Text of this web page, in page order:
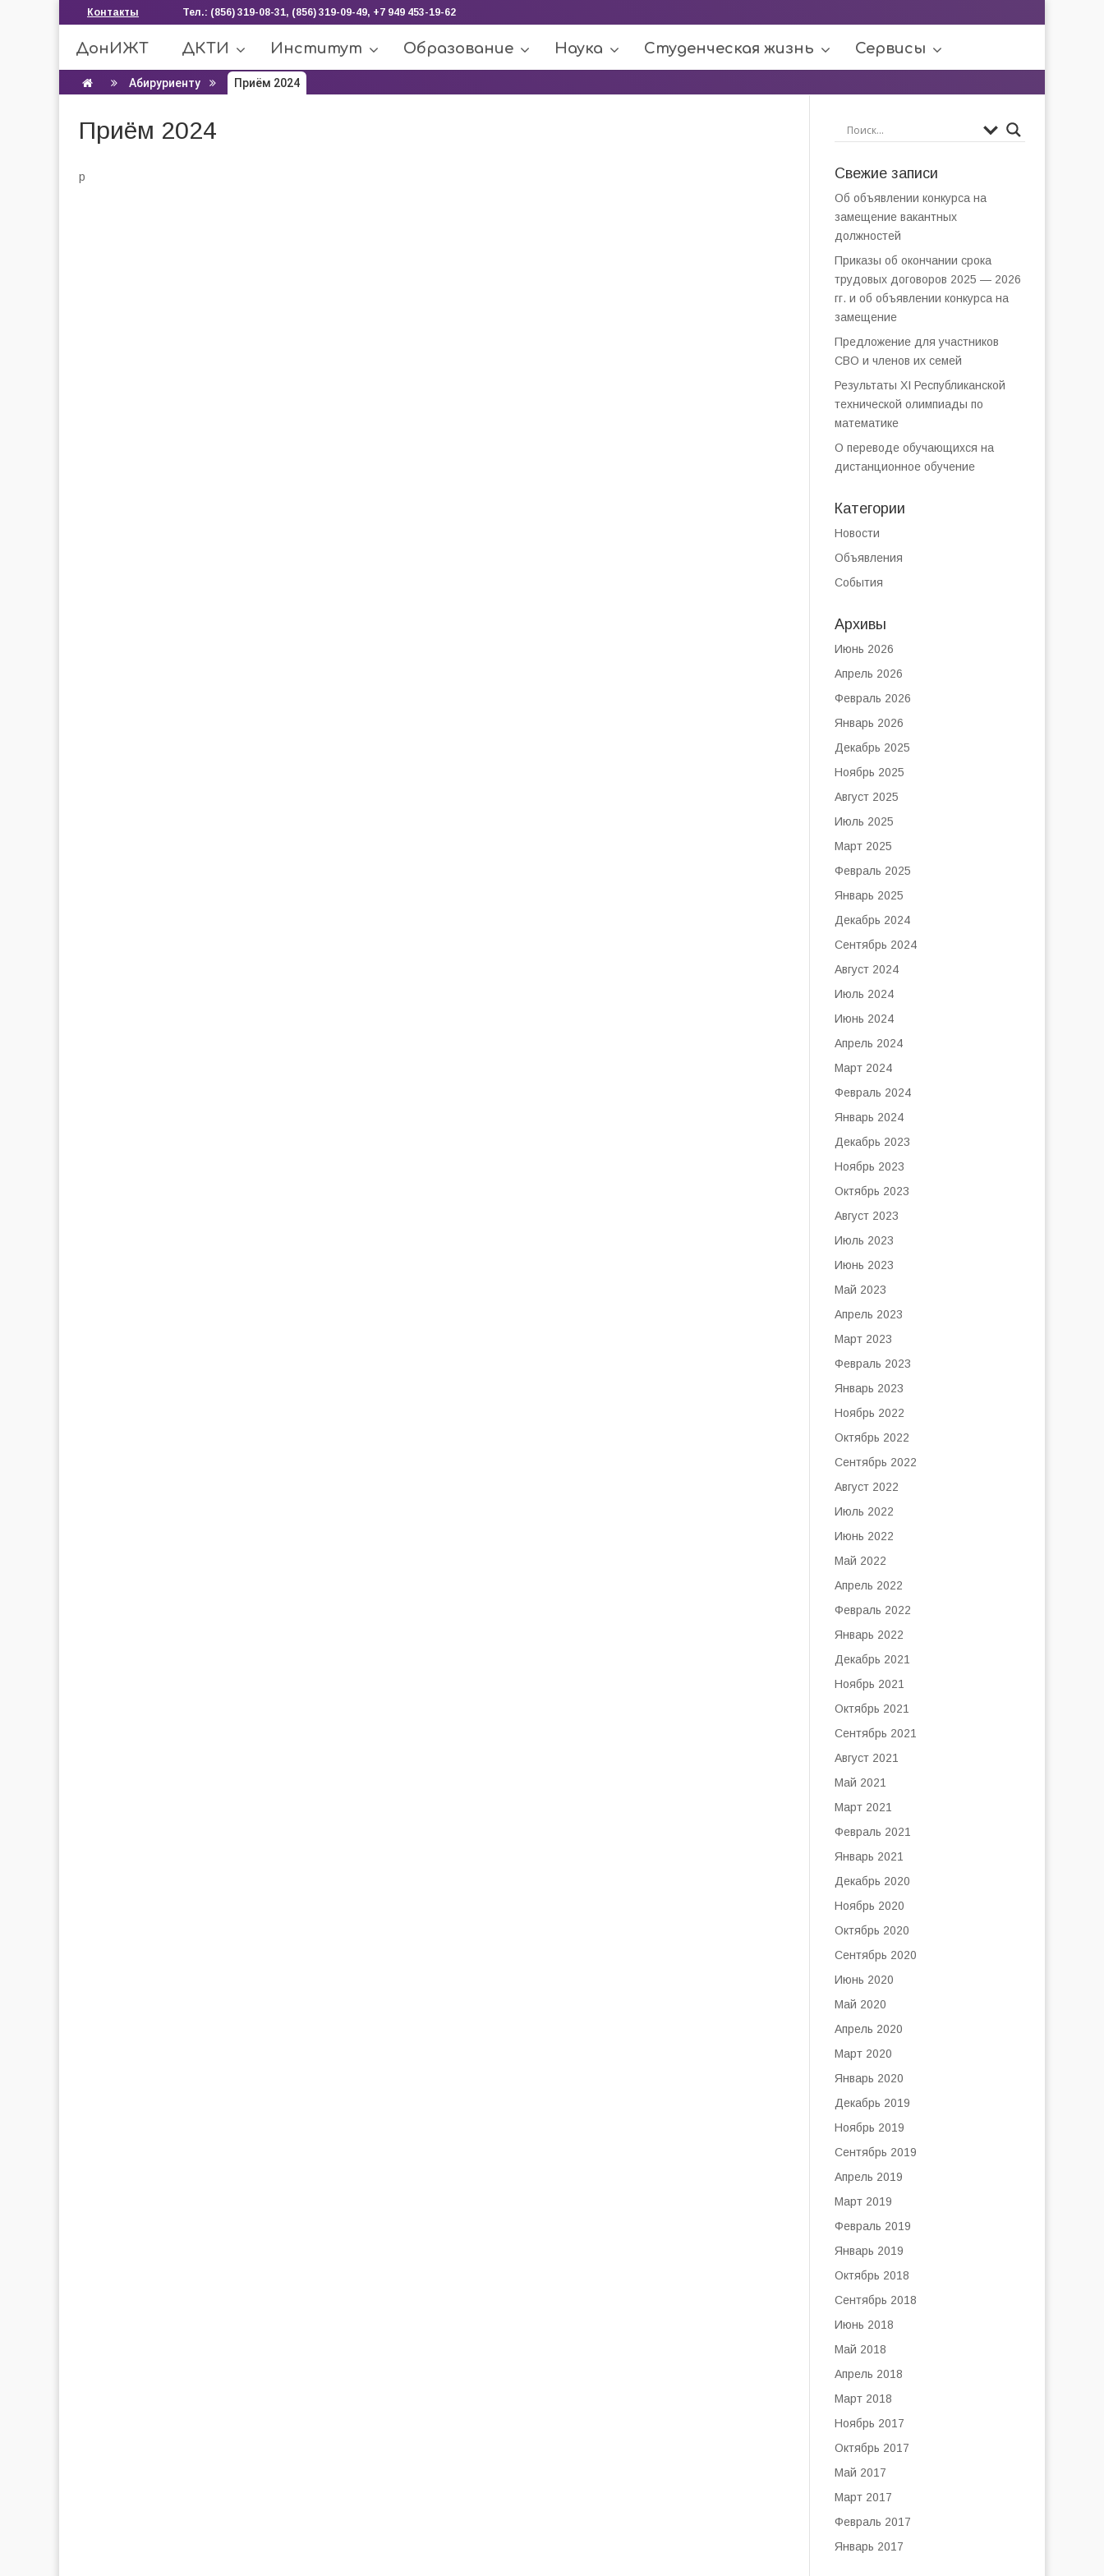
Контакты Тел.: (856) 319-08-31, (856) 319-09-49, +7 949 453-19-62
ДонИЖТ ДКТИ Институт Образование Наука Студенческая жизнь Сервисы
Абируриенту Приём 2024
Приём 2024
р Свежие записи
Об объявлении конкурса на
замещение вакантных
должностей
Приказы об окончании срока
трудовых договоров 2025 — 2026
гг. и об объявлении конкурса на
замещение
Предложение для участников
СВО и членов их семей
Результаты XI Республиканской
технической олимпиады по
математике
О переводе обучающихся на
дистанционное обучение
Категории
Новости
Объявления
События
Архивы
Июнь 2026
Апрель 2026
Февраль 2026
Январь 2026
Декабрь 2025
Ноябрь 2025
Август 2025
Июль 2025
Март 2025
Февраль 2025
Январь 2025
Декабрь 2024
Сентябрь 2024
Август 2024
Июль 2024
Июнь 2024
Апрель 2024
Март 2024
Февраль 2024
Январь 2024
Декабрь 2023
Ноябрь 2023
Октябрь 2023
Август 2023
Июль 2023
Июнь 2023
Май 2023
Апрель 2023
Март 2023
Февраль 2023
Январь 2023
Ноябрь 2022
Октябрь 2022
Сентябрь 2022
Август 2022
Июль 2022
Июнь 2022
Май 2022
Апрель 2022
Февраль 2022
Январь 2022
Декабрь 2021
Ноябрь 2021
Октябрь 2021
Сентябрь 2021
Август 2021
Май 2021
Март 2021
Февраль 2021
Январь 2021
Декабрь 2020
Ноябрь 2020
Октябрь 2020
Сентябрь 2020
Июнь 2020
Май 2020
Апрель 2020
Март 2020
Январь 2020
Декабрь 2019
Ноябрь 2019
Сентябрь 2019
Апрель 2019
Март 2019
Февраль 2019
Январь 2019
Октябрь 2018
Сентябрь 2018
Июнь 2018
Май 2018
Апрель 2018
Март 2018
Ноябрь 2017
Октябрь 2017
Май 2017
Март 2017
Февраль 2017
Январь 2017